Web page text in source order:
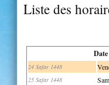
Liste des
Date
24 Safar 1448
25 Safar 1448